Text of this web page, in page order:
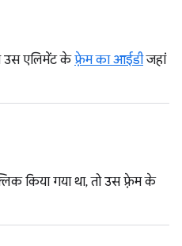
उस एलिमेंट केफ़्रेम का आईडीजहां
किया गया था, तो उस फ़्रेम के